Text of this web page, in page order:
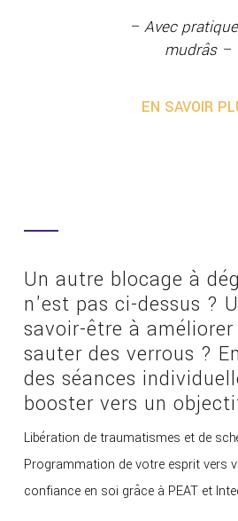
– Avec
mudrâs –
EN SAVOIR
Un autre blocage à
n'est pas ci-dessus ?
savoir-être à
sauter des verrous ?
des séances
booster vers un
Libération de traumatismes et de
Programmation de votre esprit vers
confiance en soi grâce à PEAT et